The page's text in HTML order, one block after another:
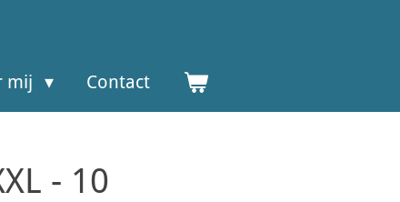
mij Contact
- 10